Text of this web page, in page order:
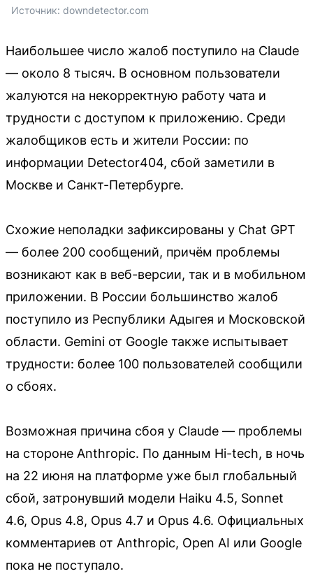
Источник: downdetector.com
Наибольшее число жалоб поступило на Claude
— около 8 тысяч. В основном пользователи
жалуются на некорректную работу чата и
трудности с доступом к приложению. Среди
жалобщиков есть и жители России: по
информации Detector404, сбой заметили в
Москве и Санкт-Петербурге.
Схожие неполадки зафиксированы у Chat GPT
— более 200 сообщений, причём проблемы
возникают как в веб-версии, так и в мобильном
приложении. В России большинство жалоб
поступило из Республики Адыгея и Московской
области. Gemini от Google также испытывает
трудности: более 100 пользователей сообщили
о сбоях.
Возможная причина сбоя у Claude — проблемы
на стороне Anthropic. По данным Hi-tech, в ночь
на 22 июня на платформе уже был глобальный
сбой, затронувший модели Haiku 4.5, Sonnet
4.6, Opus 4.8, Opus 4.7 и Opus 4.6. Официальных
комментариев от Anthropic, Open AI или Google
пока не поступало.